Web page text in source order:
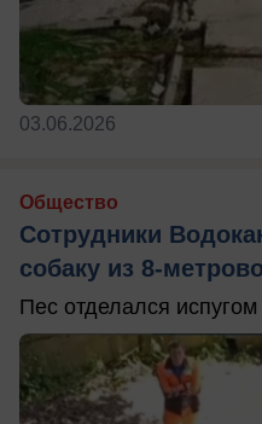
03.06.2026
Общество
Сотрудники
собаку из 8-
Пес отделался испугом